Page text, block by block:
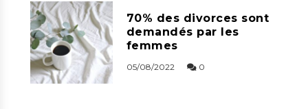
70% des divorces sont
demandés par les
femmes
05/08/2022 0